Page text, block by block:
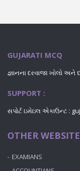
GUJARATI MCQ
જ્ઞાનના દરવાજા ખોલો
SUPPORT :
સપોર્ટ ઇમેઇલ એકાઉન્ટ :
OTHER
EXAMIANS